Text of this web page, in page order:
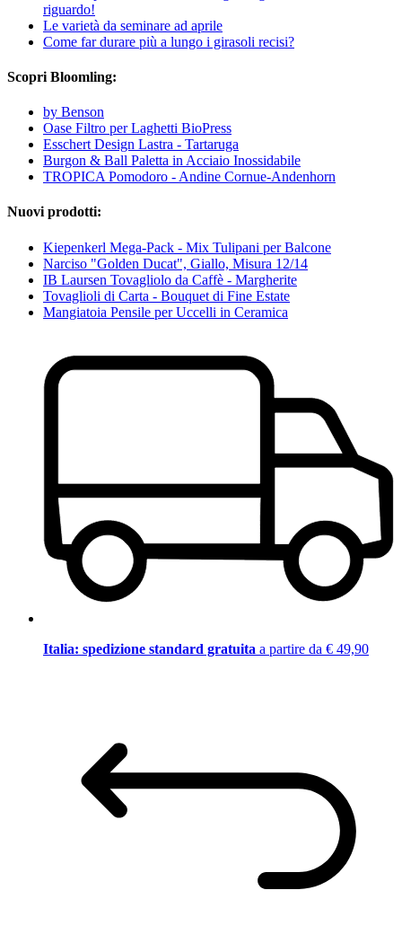
riguardo!
Le varietà da seminare ad aprile
Come far durare più a lungo i girasoli recisi?
Scopri Bloomling:
by Benson
Oase Filtro per Laghetti BioPress
Esschert Design Lastra - Tartaruga
Burgon & Ball Paletta in Acciaio Inossidabile
TROPICA Pomodoro - Andine Cornue-Andenhorn
Nuovi prodotti:
Kiepenkerl Mega-Pack - Mix Tulipani per Balcone
Narciso "Golden Ducat", Giallo, Misura 12/14
IB Laursen Tovagliolo da Caffè - Margherite
Tovaglioli di Carta - Bouquet di Fine Estate
Mangiatoia Pensile per Uccelli in Ceramica
Italia: spedizione standard gratuita a partire da € 49,90